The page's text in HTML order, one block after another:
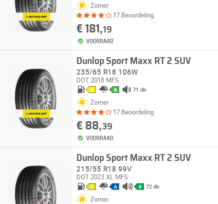
Zomer
17 Beoordeling
€ 181,19
VOORRAAD
Dunlop Sport Maxx RT 2 SUV
235/65 R18 106W
DOT 2018 MFS
D B 71 db
Zomer
17 Beoordeling
€ 88,39
VOORRAAD
Dunlop Sport Maxx RT 2 SUV
215/55 R18 99V
DOT 2023 XL MFS
C A B 72 db
Zomer